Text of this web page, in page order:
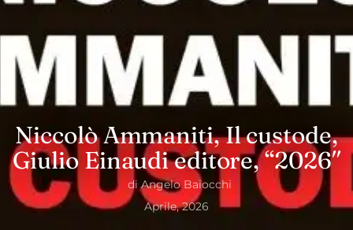
Niccolò Ammaniti, Il custode,
Giulio Einaudi editore, “2026″
diAngelo Baiocchi
Aprile, 2026